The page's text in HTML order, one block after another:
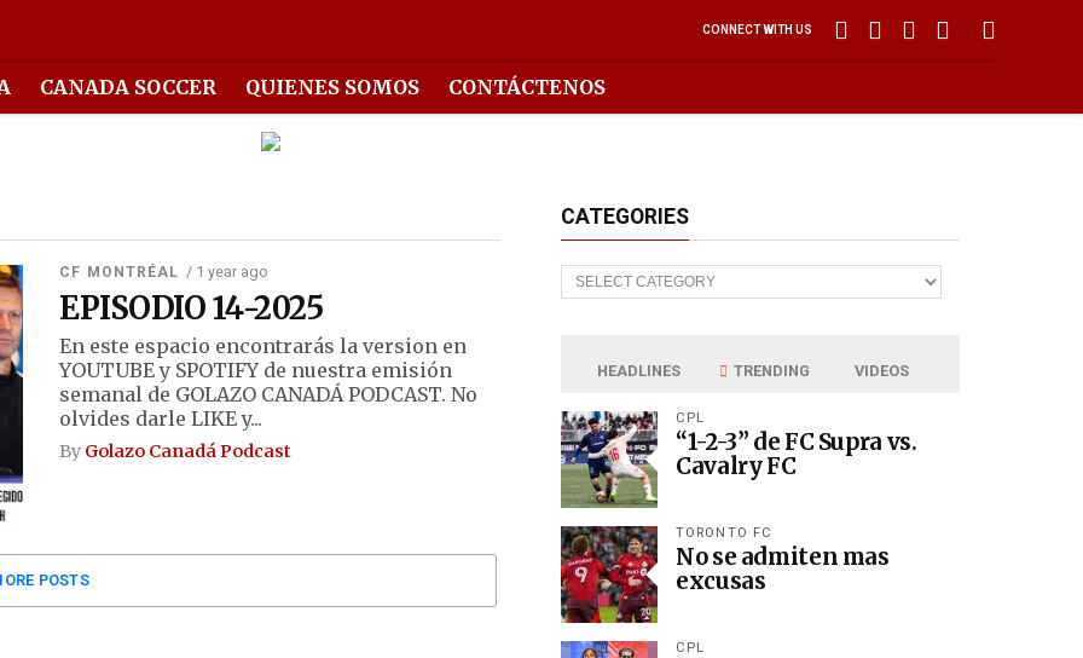
CONNECT WITH US
CANADA SOCCER QUIENES SOMOS CONTÁCTENOS
CF MONTRÉAL / 1 year ago
EPISODIO 14-2025
En este espacio encontrarás la version en
YOUTUBE y SPOTIFY de nuestra emisión
semanal de GOLAZO CANADÁ PODCAST. No
olvides darle LIKE y...
By Golazo Canadá Podcast
POSTS
CATEGORIES
Categories
HEADLINES TRENDING VIDEOS
CPL
“1-2-3” de FC Supra vs.
Cavalry FC
TORONTO FC
No se admiten mas
excusas
CPL